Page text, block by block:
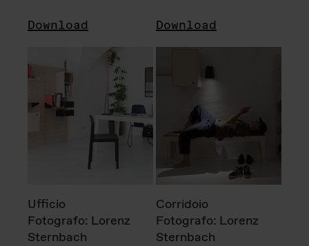
Download Download
Ufficio
Fotografo: Lorenz
Sternbach
Corridoio
Fotografo: Lorenz
Sternbach